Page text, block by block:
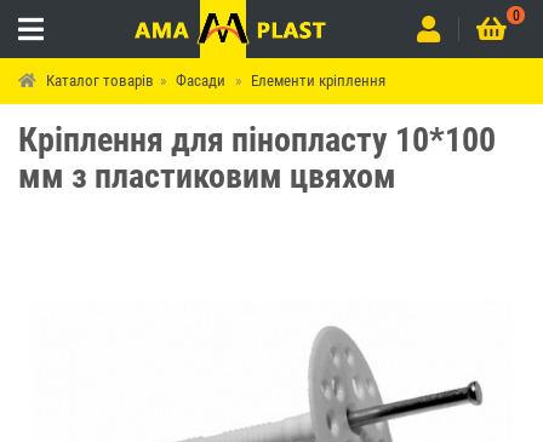
0
Каталог товарів Фасади Елементи кріплення
Кріплення для пінопласту 10*100
мм з пластиковим цвяхом